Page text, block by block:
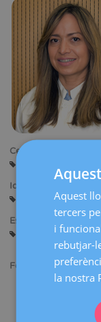
Centres:
Idiomes:
Anglès
Especialitats:
Ginecologia General
Formació
Llicenciada
Especialista
Aquest
tercers
i
rebutjar-
la nostra